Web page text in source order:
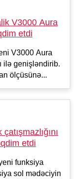
V3000 Aura
etdi
V3000 Aura
ilə genişləndirib.
ölçüsünə...
etdi
funksiya
sol mədəciyin